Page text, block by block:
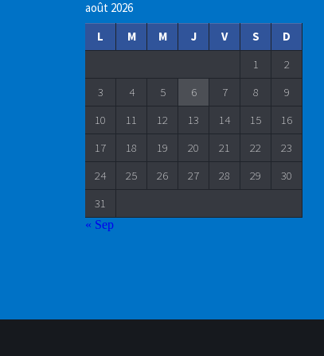
août 2026
L
M M J V S
D
1
2
3
4 5 6 7 8
9
10
11 12 13 14 15
16
17
18 19 20 21 22
23
24
25 26 27 28 29
30
31
« Sep